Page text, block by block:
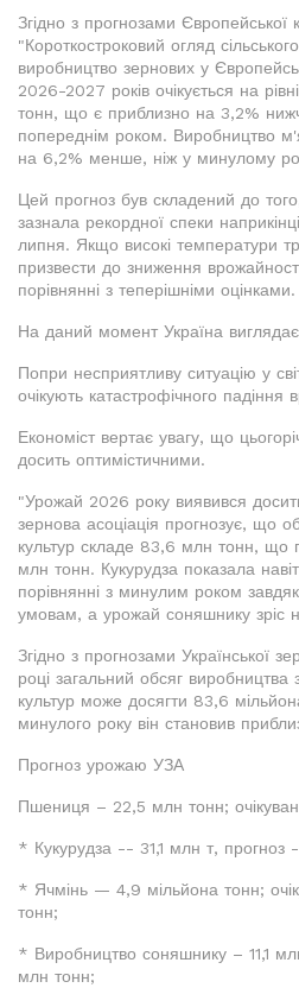
Згідно з прогнозами Європейської
"Короткостроковий огляд
виробництво зернових у
2026-2027 років очікується на
тонн, що є приблизно на 3,2%
попереднім роком. Виробництво
на 6,2% менше, ніж у минулому
Цей прогноз був складений до
зазнала рекордної спеки
липня. Якщо високі температури
призвести до зниження
порівнянні з теперішніми оцінками.
На даний момент Україна
Попри несприятливу ситуацію у
очікують катастрофічного падіння
Економіст вертає увагу, що
досить оптимістичними.
"Урожай 2026 року виявився
зернова асоціація прогнозує, що
культур складе 83,6 млн тонн, що
млн тонн. Кукурудза показала
порівнянні з минулим роком
умовам, а урожай соняшнику зріс
Згідно з прогнозами Української
році загальний обсяг виробництва
культур може досягти 83,6
минулого року він становив
Прогноз урожаю УЗА
Пшениця – 22,5 млн тонн;
* Кукурудза -- 31,1 млн т, прогноз
* Ячмінь — 4,9 мільйона тонн;
тонн;
* Виробництво соняшнику – 11,1
млн тонн;